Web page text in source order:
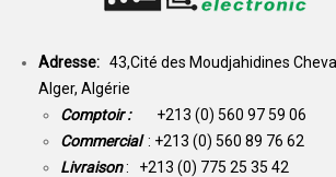
Adresse: 43,Cité des Moudjahidines
Alger, Algérie
Comptoir : +213 (0) 560 97 59 06
Commercial : +213 (0) 560 89 76 62
Livraison: +213 (0) 775 25 35 42